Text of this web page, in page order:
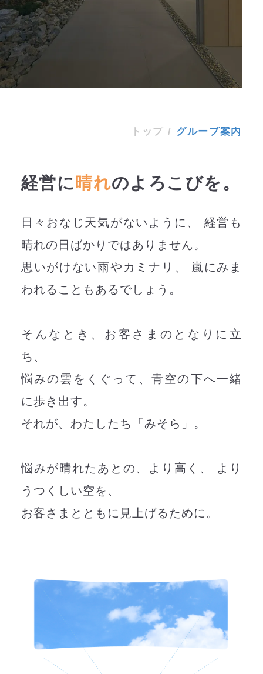
トップ / グループ案内
経営に 晴れのよろこびを。
日々おなじ天気がないように、 経営も
晴れの日ばかりではありません。
思いがけない雨やカミナリ、 嵐にみま
われることもあるでしょう。
そんなとき、お客さまのとなりに立
ち、
悩みの雲をくぐって、青空の下へ一緒
に歩き出す。
それが、わたしたち「みそら」。
悩みが晴れたあとの、より高く、 より
うつくしい空を、
お客さまとともに見上げるために。